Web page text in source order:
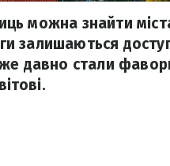
можна знайти
залишаються
давно стали